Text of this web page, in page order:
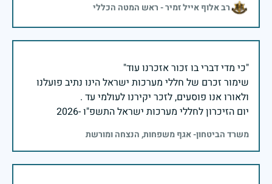
רב אלוף אייל זמיר - ראש המטה הכללי
שימור זכרם של חללי מערכות ישראל הינו נתיב פועלנו
יום הזיכרון לחללי מערכות ישראל התשפ"ו -2026
משרד הביטחון- אגף משפחות, הנצחה ומורשת